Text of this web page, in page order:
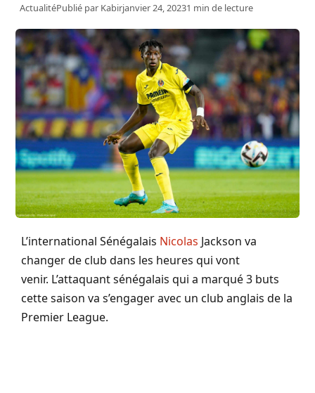
ActualitéPublié par Kabirjanvier 24, 20231 min de lecture
L’international Sénégalais Nicolas Jackson va
changer de club dans les heures qui vont
venir. L’attaquant sénégalais qui a marqué 3 buts
cette saison va s’engager avec un club anglais de la
Premier League.